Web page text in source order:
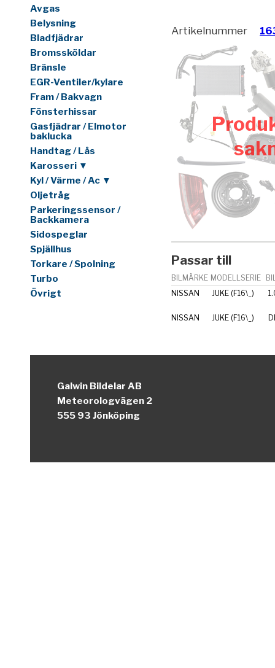
Avgas
Belysning
Bladfjädrar
Bromssköldar
Bränsle
EGR-Ventiler/kylare
Fram / Bakvagn
Fönsterhissar
Gasfjädrar / Elmotor
baklucka
Handtag / Lås
Karosseri ▼
Kyl / Värme / Ac ▼
Oljetråg
Parkeringssensor /
Backkamera
Sidospeglar
Spjällhus
Torkare / Spolning
Turbo
Övrigt
Artikelnummer
Passar till
BILMÄRKE MODELLSERIE
NISSAN
JUKE (F16\_)
NISSAN JUKE (F16\_)
Galwin Bildelar AB
Meteorologvägen 2
555 93 Jönköping